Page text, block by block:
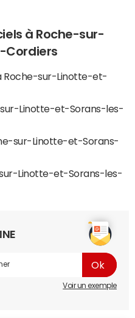
à Roche-sur-
Cordiers
Roche-sur-Linotte-et-
sur-Linotte-et-Sorans-les-
sur-Linotte-et-Sorans-
sur-Linotte-et-Sorans-les-
Voir un exemple